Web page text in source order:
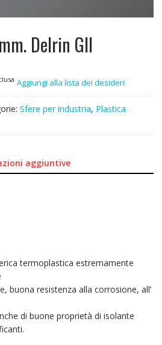
Delrin GII
Aggiungi alla lista dei desideri
Sfere per industria, Plastica
aggiuntive
termoplastica estremamente
buona resistenza alla corrosione, all’
di buone proprietà di isolante